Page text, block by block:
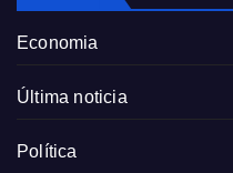
Economia
Última noticia
Política